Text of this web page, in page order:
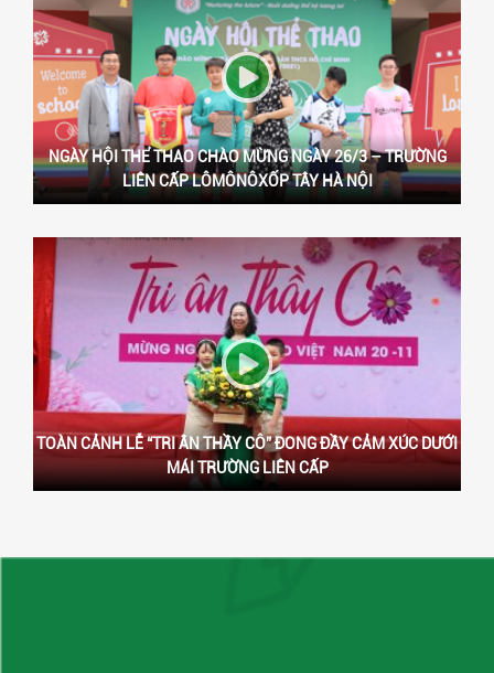
NGÀY HỘI THỂ THAO CHÀO MỪNG NGÀY 26/3 – TRƯỜNG
LIÊN CẤP LÔMÔNÔXỐP TÂY HÀ NỘI
TOÀN CẢNH LỄ “TRI ÂN THẦY CÔ” ĐONG ĐẦY CẢM XÚC DƯỚI
MÁI TRƯỜNG LIÊN CẤP